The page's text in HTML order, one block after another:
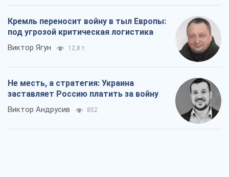
Кремль переносит войну в тыл Европы:
под угрозой критическая логистика
Виктор Ягун 12,8 т.
Не месть, а стратегия: Украина
заставляет Россию платить за войну
Виктор Андрусив 852